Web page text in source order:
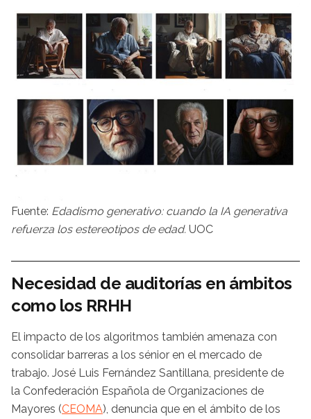
Fuente: Edadismo generativo: cuando la IA generativa
refuerza los estereotipos de edad. UOC
Necesidad de auditorías en ámbitos
como los RRHH
El impacto de los algoritmos también amenaza con
consolidar barreras a los sénior en el mercado de
trabajo. José Luis Fernández Santillana, presidente de
la Confederación Española de Organizaciones de
Mayores (CEOMA), denuncia que en el ámbito de los